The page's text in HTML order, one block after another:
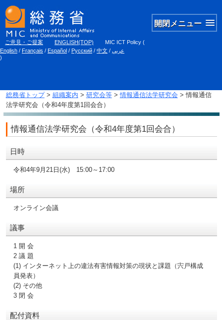
開閉メニュー
ご意見・ご提案 ENGLISH(TOP) MIC ICT Policy (
English / Français / Español / Русский / 中文 / عربي
)
総務省トップ> 組織案内 > 研究会等>情報通信法学研究会 > 情報通信
法学研究会（令和4年度第1回会合）
情報通信法学研究会（令和4年度第1回会合）
日時
令和4年9月21日(水) 15:00～17:00
場所
オンライン会議
議事
1 開 会
2 議 題
(1) インターネット上の違法有害情報対策の現状と課題（宍戸構成
員発表）
(2) その他
3 閉 会
配付資料